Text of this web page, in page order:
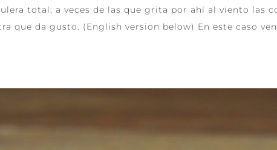
total; a veces de las que grita por ahí al viento las
que da gusto. (English version below) En este caso